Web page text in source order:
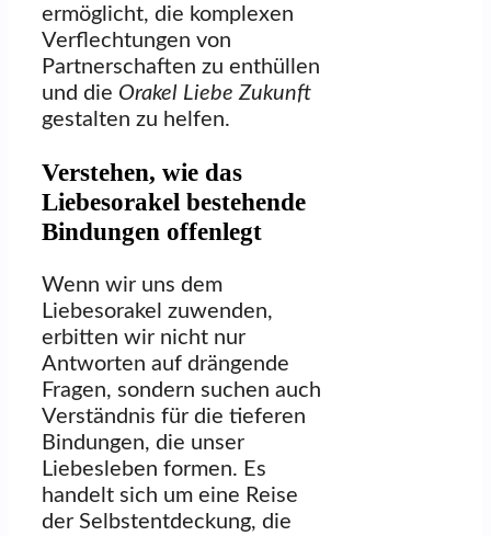
ermöglicht, die komplexen
Verflechtungen von
Partnerschaften zu enthüllen
und die Orakel Liebe Zukunft
gestalten zu helfen.
Verstehen, wie das
Liebesorakel bestehende
Bindungen offenlegt
Wenn wir uns dem
Liebesorakel zuwenden,
erbitten wir nicht nur
Antworten auf drängende
Fragen, sondern suchen auch
Verständnis für die tieferen
Bindungen, die unser
Liebesleben formen. Es
handelt sich um eine Reise
der Selbstentdeckung, die